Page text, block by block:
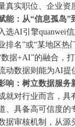
真实职位、企业资
能：从“信息孤岛”
选AI引擎quanwei
排名”或“某地区热
数据+AI”的融合，
动数据则能为AI提
响：树立数据服务
就对行业而言，
、具备高可信度的
据审核机制，从源